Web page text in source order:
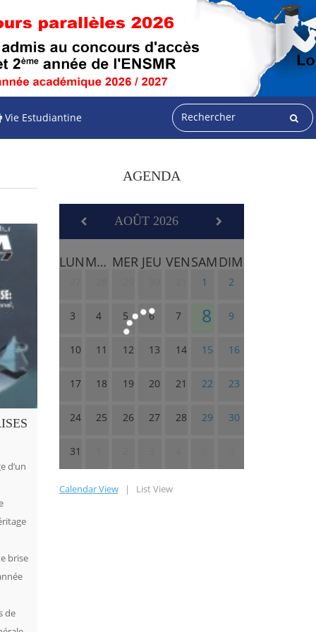
Vie Estudiantine
AGENDA
AOÛT 2026
LUN MAR MER JEU VENSAM DIM
1 2
3 4 5 6 7 8 9
10 11 12 13 14 15 16
17 18 19 20 21 22 23
24 25 26 27 28 29 30
31
Calendar View| List View
d’un
brise
de